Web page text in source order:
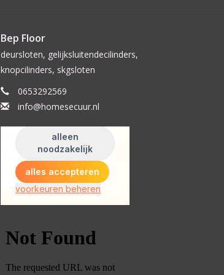
Bep Floor
deursloten, gelijksluitendecilinders,
knopcilinders, skgsloten
0653292569
info@homesecuur.nl